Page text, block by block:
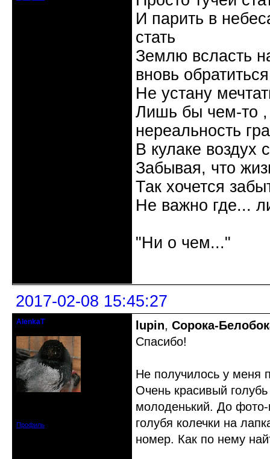
И парить в
стать
Землю всласть
вновь обратиться
Не устану
Лишь бы чем-то ,
нереальность
В кулаке
Забывая, что
Так хочется
Не важно где...
"Ни о чем..."
2017-02-08 15:45:27
AlenkaT
Профиль
lupin, Сорока-
Спасибо!
Не получилось у меня
Очень красивый
молоденький. До
голубя колечки на
номер. Как по нему